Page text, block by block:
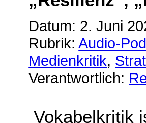
Datum: 2. Juni
Rubrik:Audio-
Medienkritik,
Verantwortlich:
Vokabelkritik